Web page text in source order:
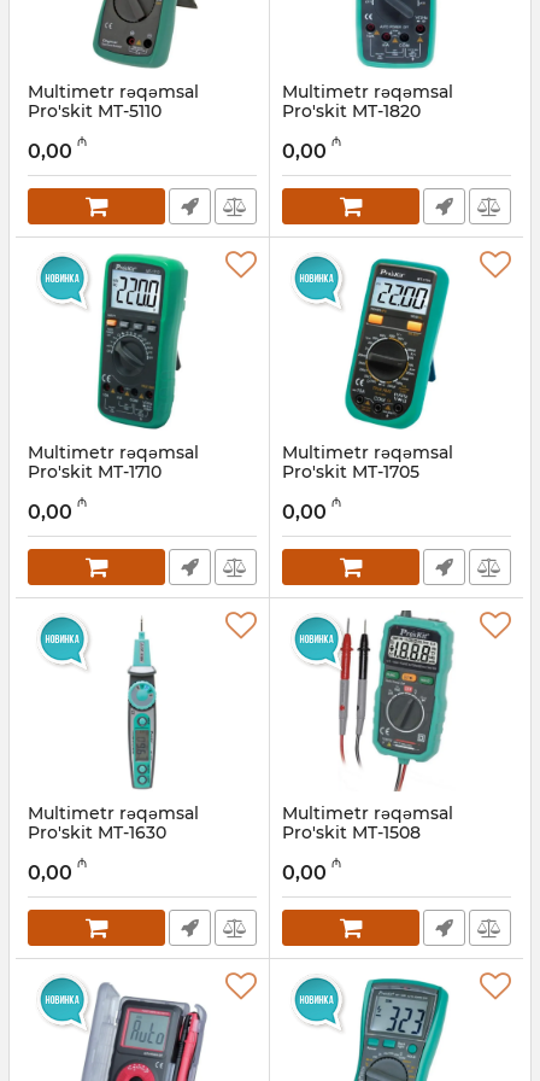
Multimetr rəqəmsal
Pro'skit MT-5110
027001012
0,00 ₼
Multimetr rəqəmsal
Pro'skit MT-1820
027001013
0,00 ₼
Multimetr rəqəmsal
Pro'skit MT-1710
027001014
0,00 ₼
Multimetr rəqəmsal
Pro'skit MT-1705
027001015
0,00 ₼
Multimetr rəqəmsal
Pro'skit MT-1630
027001016
0,00 ₼
Multimetr rəqəmsal
Pro'skit MT-1508
027001017
0,00 ₼